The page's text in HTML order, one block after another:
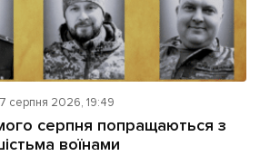
7 серпня 2026, 19:49
серпня попращаються з
воїнами